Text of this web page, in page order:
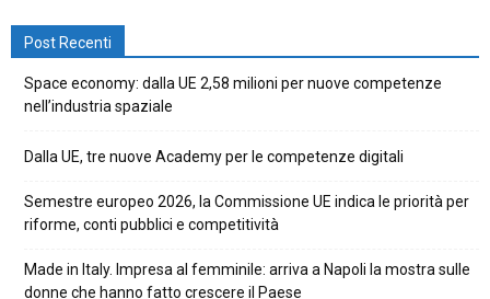
Post Recenti
Space economy: dalla UE 2,58 milioni per nuove competenze
nell’industria spaziale
Dalla UE, tre nuove Academy per le competenze digitali
Semestre europeo 2026, la Commissione UE indica le priorità per
riforme, conti pubblici e competitività
Made in Italy. Impresa al femminile: arriva a Napoli la mostra sulle
donne che hanno fatto crescere il Paese